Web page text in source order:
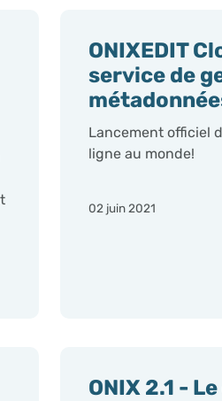
ONIXEDIT
service de
Lancement officiel
ligne au monde!
02 juin 2021
ONIX 2.1 -